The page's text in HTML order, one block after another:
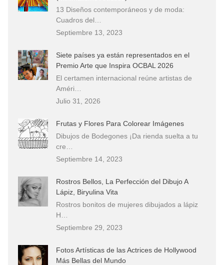
13 Diseños contemporáneos y de moda:
Cuadros del…
Septiembre 13, 2023
Siete países ya están representados en el
Premio Arte que Inspira OCBAL 2026
El certamen internacional reúne artistas de
Améri…
Julio 31, 2026
Frutas y Flores Para Colorear Imágenes
Dibujos de Bodegones ¡Da rienda suelta a tu
cre…
Septiembre 14, 2023
Rostros Bellos, La Perfección del Dibujo A
Lápiz, Biryulina Vita
Rostros bonitos de mujeres dibujados a lápiz
H…
Septiembre 29, 2023
Fotos Artísticas de las Actrices de Hollywood
Más Bellas del Mundo